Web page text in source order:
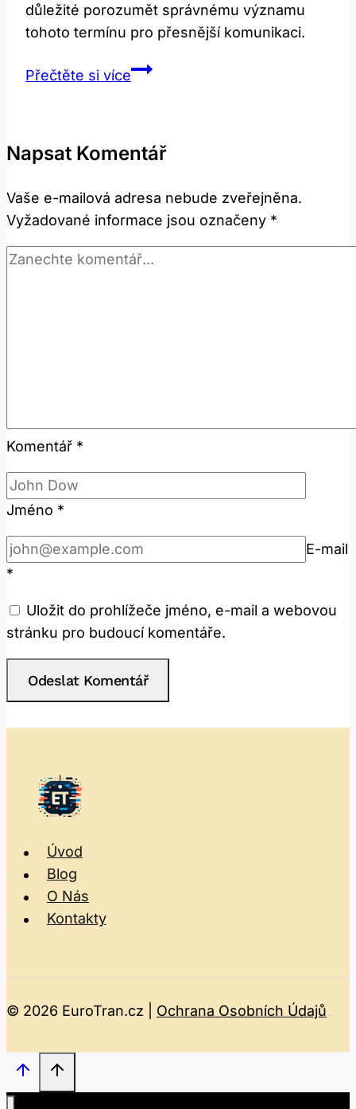
důležité porozumět správnému významu
tohoto termínu pro přesnější komunikaci.
Přečtěte si vícePleasant:
Tento
Napsat Komentář
Vaše e-mailová adresa nebude zveřejněna.
Vyžadované informace jsou označeny *
Komentář *
Jméno *
E-mail
*
Uložit do prohlížeče jméno, e-mail a webovou
stránku pro budoucí komentáře.
Úvod
Blog
O Nás
Kontakty
© 2026 EuroTran.cz | Ochrana Osobních Údajů